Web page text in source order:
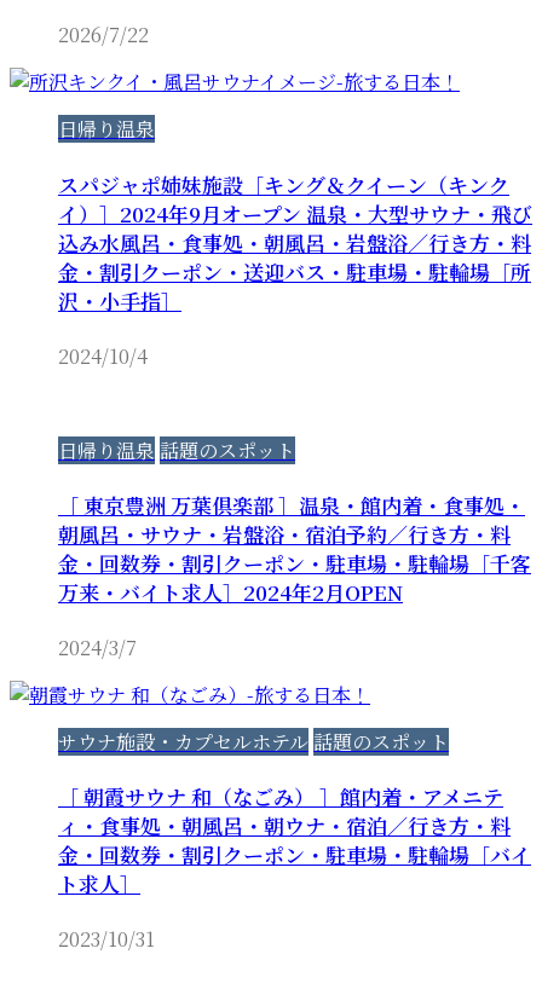
2026/7/22
日帰り温泉
スパジャポ姉妹施設［キング＆クイーン（キンク
イ）］2024年9月オープン 温泉・大型サウナ・飛び
込み水風呂・食事処・朝風呂・岩盤浴／行き方・料
金・割引クーポン・送迎バス・駐車場・駐輪場［所
沢・小手指］
2024/10/4
日帰り温泉 話題のスポット
［ 東京豊洲 万葉倶楽部 ］温泉・館内着・食事処・
朝風呂・サウナ・岩盤浴・宿泊予約／行き方・料
金・回数券・割引クーポン・駐車場・駐輪場［千客
万来・バイト求人］2024年2月OPEN
2024/3/7
サウナ施設・カプセルホテル 話題のスポット
［ 朝霞サウナ 和（なごみ） ］館内着・アメニテ
ィ・食事処・朝風呂・朝ウナ・宿泊／行き方・料
金・回数券・割引クーポン・駐車場・駐輪場［バイ
ト求人］
2023/10/31